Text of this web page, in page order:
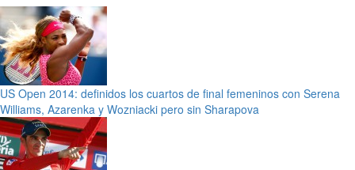
US Open 2014: definidos los cuartos de final femeninos con Serena
Williams, Azarenka y Wozniacki pero sin Sharapova